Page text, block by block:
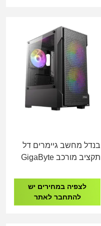
בנדל מחשב גיימרים דל
תקציב מורכב GigaByte
DDR4 500GB NVME
AMD RX 580 8GB
לצפיה במחירים יש
להתחבר לאתר